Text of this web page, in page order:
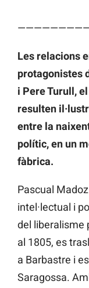
Les relacions
protagonistes
i Pere Turull,
resulten
entre la
polític, en un
fàbrica.
Pascual
intel·lectual i
del liberalisme
al 1805, es
a Barbastre i
Saragossa.